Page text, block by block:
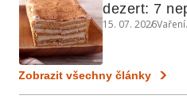
dezert: 7
a koláčů
15. 07. 2026
Zobrazit všechny články